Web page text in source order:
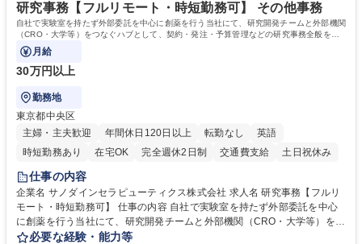
ール管理が出来る方。※将来的に他部署（営業部門、コーポレート部門）
へのジョブローテーションの可能性があります。 学歴・資格 学歴：大学
院 大学 語学力： 資格：宅地建物取引士
研究事務【フルリモート・時短勤務可】 その他事務
自社で実験室を持たず外部委託を中心に創薬を行う当社にて、研究開発チームと外部機関
（CRO・大学等）をつなぐハブとして、契約・発注・予算管理などの研究事務全般をお
任せします。
月給
30万円以上
勤務地
東京都中央区
主婦・主夫歓迎
年間休日120日以上 転勤なし
英語
時短勤務あり
在宅OK 完全週休2日制 交通費支給 土日祝休み
仕事の内容
企業名 サノダインセラピューティクス株式会社 求人名 研究事務【フルリ
モート・時短勤務可】 仕事の内容 自社で実験室を持たず外部委託を中心
に創薬を行う当社にて、研究開発チームと外部機関（CRO・大学等）をつ
なぐハブとして、契約・発注・予算管理などの研究事務全般をお任せしま
必要な経験・能力等